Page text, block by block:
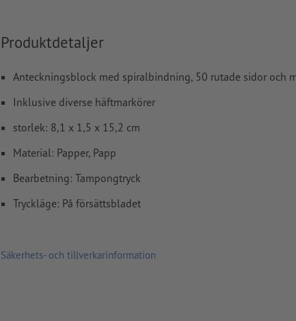
Hur skapar jag utskriftsdata korrekt?
Produktdetaljer
Anteckningsblock med spiralbindning, 50 rutade sidor och
Inklusive diverse häftmarkörer
storlek: 8,1 x 1,5 x 15,2 cm
Material: Papper, Papp
Bearbetning: Tampongtryck
Tryckläge: På försättsbladet
Säkerhets- och tillverkarinformation